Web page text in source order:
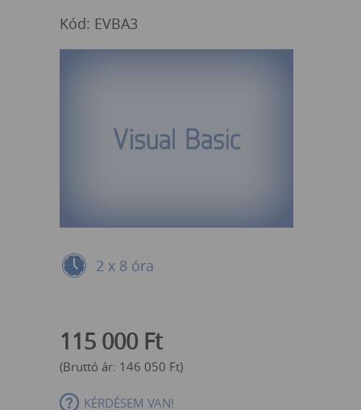
Kód: EVBA3
2 x 8 óra
115 000 Ft
(Bruttó ár: 146 050 Ft)
KÉRDÉSEM VAN!